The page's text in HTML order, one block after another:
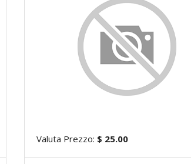
Valuta Prezzo: $ 25.00